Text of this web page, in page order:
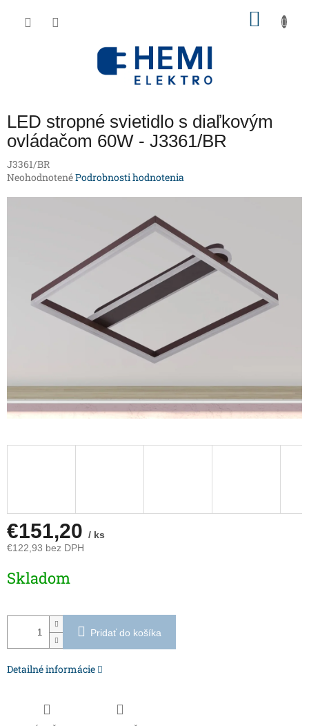
LED stropné svietidlo s diaľkovým
ovládačom 60W - J3361/BR
J3361/BR
Priemerné
NeohodnotenéPodrobnosti hodnotenia
€151,20 / ks
€122,93 bez DPH
cena:
Skladom
Pridať do košíka
Detailné informácie